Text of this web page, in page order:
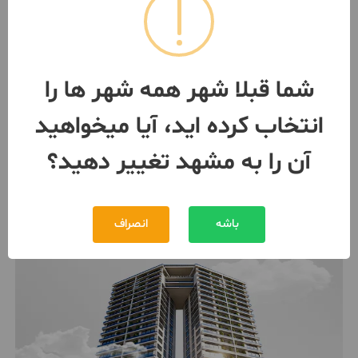
اپارتمان فروشی طبرسی شمالی
مشهد
مبلغ
1,400,000,000 تومان
بیش از 12 ماه پیش 091576***65
شما قبلا شهر همه شهر ها را
انتخاب کرده اید، آیا میخواهید
آن را به مشهد تغییر دهید؟
باشه انصراف